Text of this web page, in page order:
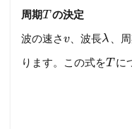
周期T の決定
波の速さv 、波長λ 、
ります。この式をT に